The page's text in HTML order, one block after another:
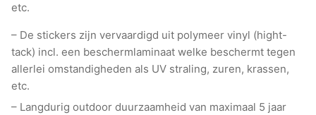
etc.
– De stickers zijn vervaardigd uit polymeer vinyl (hight-
tack) incl. een beschermlaminaat welke beschermt tegen
allerlei omstandigheden als UV straling, zuren, krassen,
etc.
– Langdurig outdoor duurzaamheid van maximaal 5 jaar